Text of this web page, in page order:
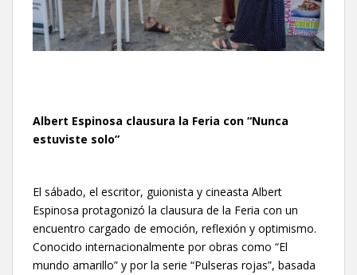
Albert Espinosa clausura la Feria con “Nunca
estuviste solo”
El sábado, el escritor, guionista y cineasta Albert
Espinosa protagonizó la clausura de la Feria con un
encuentro cargado de emoción, reflexión y optimismo.
Conocido internacionalmente por obras como “El
mundo amarillo” y por la serie “Pulseras rojas”, basada